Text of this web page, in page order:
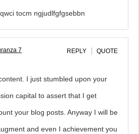
tocm ngjudlfgfgsebbn
7
REPLY QUOTE
I just stumbled upon your
capital to assert that I get
your blog posts. Anyway I will be
and even I achievement you